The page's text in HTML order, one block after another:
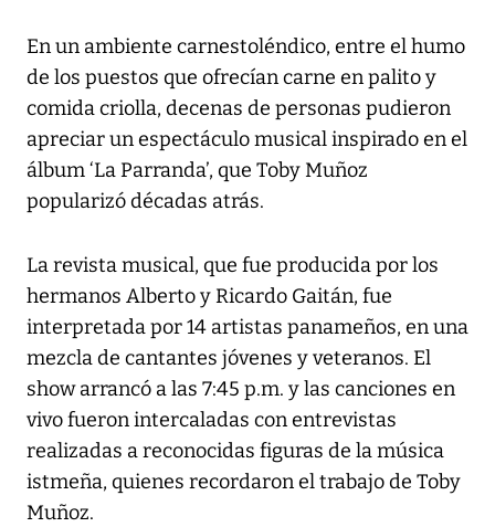
En un ambiente carnestoléndico, entre el humo
de los puestos que ofrecían carne en palito y
comida criolla, decenas de personas pudieron
apreciar un espectáculo musical inspirado en el
álbum ‘La Parranda’, que Toby Muñoz
popularizó décadas atrás.
La revista musical, que fue producida por los
hermanos Alberto y Ricardo Gaitán, fue
interpretada por 14 artistas panameños, en una
mezcla de cantantes jóvenes y veteranos. El
show arrancó a las 7:45 p.m. y las canciones en
vivo fueron intercaladas con entrevistas
realizadas a reconocidas figuras de la música
istmeña, quienes recordaron el trabajo de Toby
Muñoz.